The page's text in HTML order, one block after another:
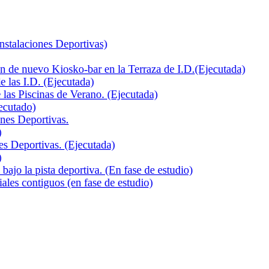
Deportivas)
de nuevo Kiosko-bar en la Terraza de I.D.(Ejecutada)
las I.D. (Ejecutada)
Piscinas de Verano. (Ejecutada)
Deportivas.
Deportivas. (Ejecutada)
la pista deportiva. (En fase de estudio)
contiguos (en fase de estudio)